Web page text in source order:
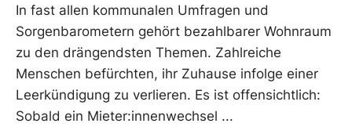
In fast allen kommunalen Umfragen und
Sorgenbarometern gehört bezahlbarer Wohnraum
zu den drängendsten Themen. Zahlreiche
Menschen befürchten, ihr Zuhause infolge einer
Leerkündigung zu verlieren. Es ist offensichtlich:
Sobald ein Mieter:innenwechsel